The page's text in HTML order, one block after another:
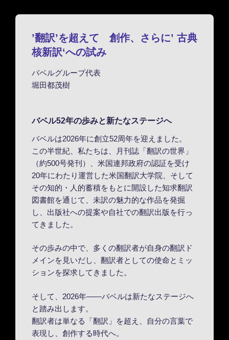
’翻訳’を超えて 創作、さらに’ 古典
核新訳‘への試み
バベルグループ代表
堀田都茂樹
バベル52年の歩みと新たなステージへ
バベルは2026年に創立52周年を迎えました。
この半世紀、私たちは、月刊誌「翻訳の世界」
（約500号発刊）、米国連邦政府の認証を受け
20年にわたり運営した米国翻訳大学院、そして
その知的・人的蓄積をもとに開設した知求翻訳
図書館を通じて、未訳の魅力的な作品を発掘
し、出版社への提案や自社での翻訳出版を行っ
てきました。
その歩みの中で、多くの翻訳者が自身の翻訳ド
メインを見いだし、翻訳者としての使命とミッ
ションを探求してきました。
そして、2026年――バベルは新たなステージへ
と踏み出します。
翻訳者は単なる「翻訳」を超え、自分の言葉で
表現し、創作する時代へ。